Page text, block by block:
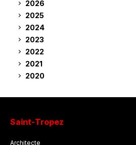
2026
2025
2024
2023
2022
2021
2020
Saint-Tropez
Architecte